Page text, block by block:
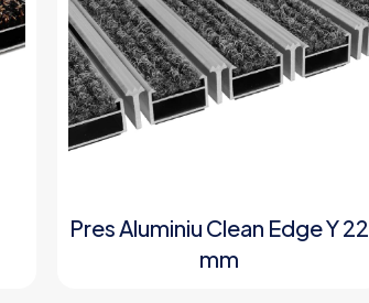
Pres Aluminiu Clean Edge Y 22
mm